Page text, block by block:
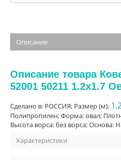
Описание
Описание товара
52001 50211 1.2x1.7
Сделано в: РОССИЯ; Размер (м):
Полипропилен; Форма: овал;
Высота ворса: без ворса; Основа:
Характеристики